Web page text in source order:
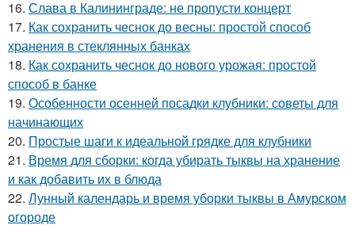
16. Слава в Калининграде: не пропусти концерт
17. Как сохранить чеснок до весны: простой способ
хранения в стеклянных банках
18. Как сохранить чеснок до нового урожая: простой
способ в банке
19. Особенности осенней посадки клубники: советы для
начинающих
20. Простые шаги к идеальной грядке для клубники
21. Время для сборки: когда убирать тыквы на хранение
и как добавить их в блюда
22. Лунный календарь и время уборки тыквы в Амурском
огороде